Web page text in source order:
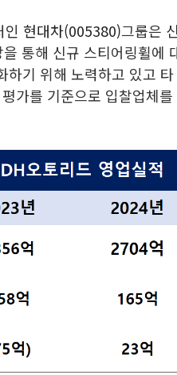
현대차(005380)그룹은
통해 신규 스티어링휠에
기 위해 노력하고 있고
가를 기준으로 입찰업체